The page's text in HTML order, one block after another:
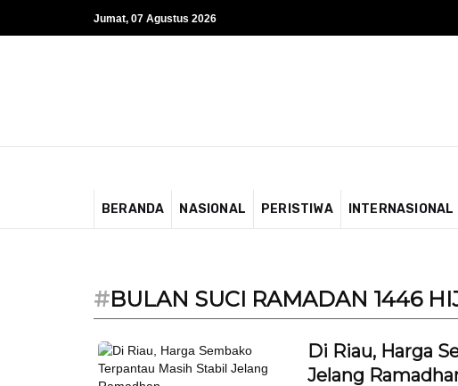
Jumat, 07 Agustus 2026
BERANDA NASIONAL PERISTIWA INTERNASIONAL
#BULAN SUCI RAMADAN 1446
Di Riau, Harga
Jelang